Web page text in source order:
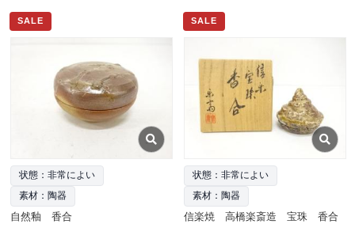
SALE
状態：非常によい
素材：陶器
自然釉 香合
SALE
状態：非常によい
素材：陶器
信楽焼 高橋楽斎造 宝珠 香合